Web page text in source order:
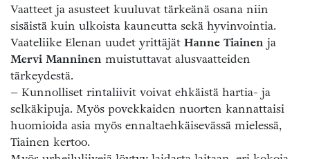
Vaatteet ja asusteet kuuluvat tärkeänä osana niin
sisäistä kuin ulkoista kauneutta sekä hyvinvointia.
Vaateliike Elenan uudet yrittäjät Hanne Tiainen ja
Mervi Manninen muistuttavat alusvaatteiden
tärkeydestä.
– Kunnolliset rintaliivit voivat ehkäistä hartia- ja
selkäkipuja. Myös povekkaiden nuorten kannattaisi
huomioida asia myös ennaltaehkäisevässä mielessä,
Tiainen kertoo.